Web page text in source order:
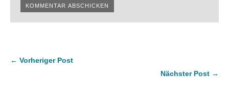
← Vorheriger Post
Nächster Post →